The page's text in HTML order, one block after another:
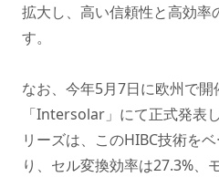
拡大し、高い信頼性と高効率
す。
なお、今年5月7日に欧州で開
「Intersolar」にて正式発表
リーズは、このHIBC技術を
り、セル変換効率は27.3%、